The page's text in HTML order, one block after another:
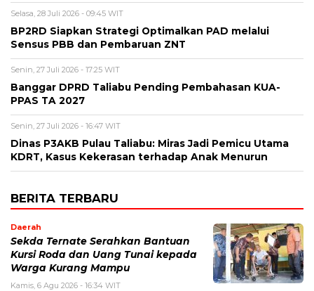
Selasa, 28 Juli 2026 - 09:45 WIT
BP2RD Siapkan Strategi Optimalkan PAD melalui
Sensus PBB dan Pembaruan ZNT
Senin, 27 Juli 2026 - 17:25 WIT
Banggar DPRD Taliabu Pending Pembahasan KUA-
PPAS TA 2027
Senin, 27 Juli 2026 - 16:47 WIT
Dinas P3AKB Pulau Taliabu: Miras Jadi Pemicu Utama
KDRT, Kasus Kekerasan terhadap Anak Menurun
BERITA TERBARU
Daerah
Sekda Ternate Serahkan Bantuan
Kursi Roda dan Uang Tunai kepada
Warga Kurang Mampu
Kamis, 6 Agu 2026 - 16:34 WIT